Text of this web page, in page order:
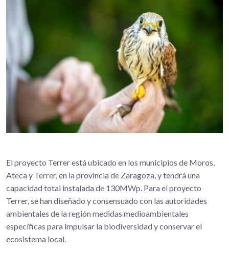
El proyecto Terrer está ubicado en los municipios de Moros,
Ateca y Terrer, en la provincia de Zaragoza, y tendrá una
capacidad total instalada de 130MWp. Para el proyecto
Terrer, se han diseñado y consensuado con las autoridades
ambientales de la región medidas medioambientales
específicas para impulsar la biodiversidad y conservar el
ecosistema local.